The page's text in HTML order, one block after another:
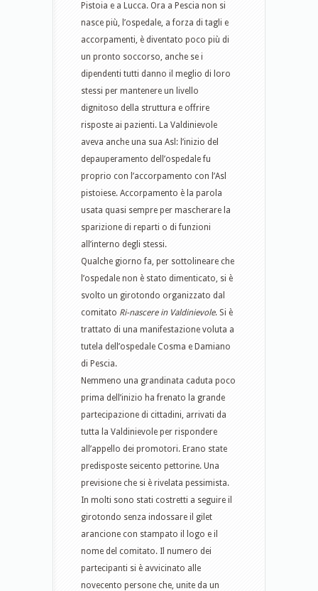
Pistoia e a Lucca. Ora a Pescia non si
nasce più, l’ospedale, a forza di tagli e
accorpamenti, è diventato poco più di
un pronto soccorso, anche se i
dipendenti tutti danno il meglio di loro
stessi per mantenere un livello
dignitoso della struttura e offrire
risposte ai pazienti. La Valdinievole
aveva anche una sua Asl: l’inizio del
depauperamento dell’ospedale fu
proprio con l’accorpamento con l’Asl
pistoiese. Accorpamento è la parola
usata quasi sempre per mascherare la
sparizione di reparti o di funzioni
all’interno degli stessi.
Qualche giorno fa, per sottolineare che
l’ospedale non è stato dimenticato, si è
svolto un girotondo organizzato dal
comitato Ri-nascere in Valdinievole. Si è
trattato di una manifestazione voluta a
tutela dell’ospedale Cosma e Damiano
di Pescia.
Nemmeno una grandinata caduta poco
prima dell’inizio ha frenato la grande
partecipazione di cittadini, arrivati da
tutta la Valdinievole per rispondere
all’appello dei promotori. Erano state
predisposte seicento pettorine. Una
previsione che si è rivelata pessimista.
In molti sono stati costretti a seguire il
girotondo senza indossare il gilet
arancione con stampato il logo e il
nome del comitato. Il numero dei
partecipanti si è avvicinato alle
novecento persone che, unite da un